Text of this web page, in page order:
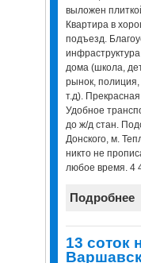
выложен
Квартира в
подъезд.
дома (школа,
рынок, полиция,
т.д).
Удобное
до ж/д стан.
Донского, м.
никто не
любое время. 4
Подробнее
13 соток